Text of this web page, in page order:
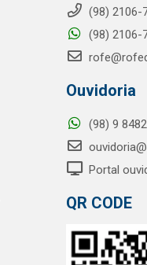
(98) 2106-
(98) 2106-
Ouvidoria
(98) 9
Portal
QR CODE